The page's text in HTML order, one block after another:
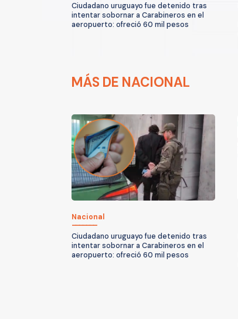
Ciudadano uruguayo fue detenido tras
intentar sobornar a Carabineros en el
aeropuerto: ofreció 60 mil pesos
MÁS DE NACIONAL
Nacional
Ciudadano uruguayo fue detenido tras
intentar sobornar a Carabineros en el
aeropuerto: ofreció 60 mil pesos